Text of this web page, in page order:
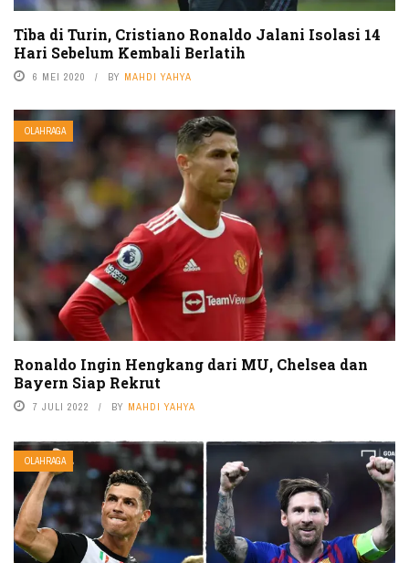
Tiba di Turin, Cristiano Ronaldo Jalani Isolasi 14
Hari Sebelum Kembali Berlatih
6 MEI 2020 BY MAHDI YAHYA
OLAHRAGA
Ronaldo Ingin Hengkang dari MU, Chelsea dan
Bayern Siap Rekrut
7 JULI 2022 BY MAHDI YAHYA
OLAHRAGA